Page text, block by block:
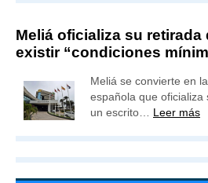
Meliá oficializa su retirada
existir “condiciones
Meliá se convierte en
española que oficializa
un escrito… Leer más